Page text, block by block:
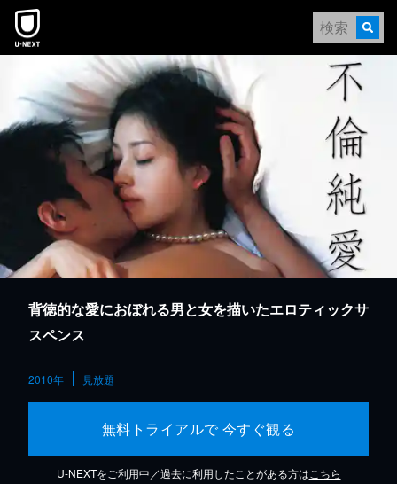
本文へスキップ
背徳的な愛におぼれる男と女を描いたエロティックサ
スペンス
2010年 見放題
無料トライアルで 今すぐ観る
U-NEXTをご利用中／過去に利用したことがある方は こちら